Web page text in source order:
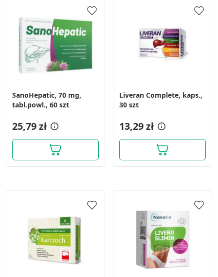
SanoHepatic, 70 mg,
tabl.powl., 60 szt
25,79 zł
Liveran Complete, kaps.,
30 szt
13,29 zł